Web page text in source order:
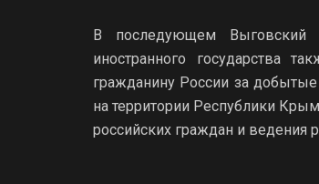
В последующем Выговский
иностранного государства
гражданину России за
на территории Республики
российских граждан и ведения